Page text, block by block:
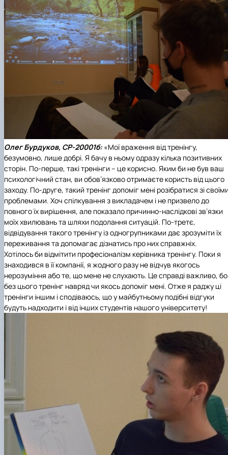
Олег Бурдуков, СР-20001б: «Мої враження від тренінгу,
безумовно, лише добрі. Я бачу в ньому одразу кілька позитивних
сторін. По-перше, такі тренінги – це корисно. Яким би не був ваш
психологічний стан, ви обов’язково отримаєте користь від цього
заходу. По-друге, такий тренінг допоміг мені розібратися зі
проблемами. Хоч спілкування з викладачем і не призвело до
повного їх вирішення, але показало причинно-наслідкові зв’язки
моїх хвилювань та шляхи подолання ситуацій. По-третє,
відвідування такого тренінгу із одногрупниками дає зрозуміти їх
переживання та допомагає дізнатись про них справжніх.
Хотілось би відмітити професіоналізм керівника тренінгу. Поки я
знаходився в її компанії, я жодного разу не відчув якогось
нерозуміння або те, що мене не слухають. Це справді важливо, бо
без цього тренінг навряд чи якось допоміг мені. Отже я раджу ці
тренінги іншим і сподіваюсь, що у майбутньому подібні відгуки
будуть надходити і від інших студентів нашого університету!